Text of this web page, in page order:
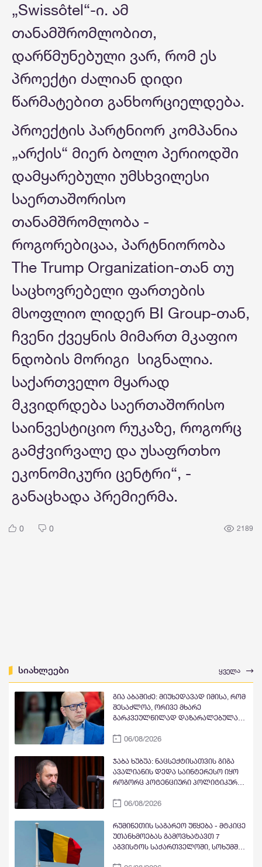
„Swissôtel“-ი. ამ
თანამშრომლობით,
დარწმუნებული ვარ, რომ ეს
პროექტი ძალიან დიდი
წარმატებით განხორციელდება.
პროექტის პარტნიორ კომპანია
„არქის“ მიერ ბოლო პერიოდში
დამყარებული უმსხვილესი
საერთაშორისო
თანამშრომლობა -
როგორებიცაა, პარტნიორობა
The Trump Organization-თან თუ
საცხოვრებელი ფართების
მსოფლიო ლიდერ BI Group-თან,
ჩვენი ქვეყნის მიმართ მკაფიო
ნდობის მორიგი სიგნალია.
საქართველო მყარად
მკვიდრდება საერთაშორისო
საინვესტიციო რუკაზე, როგორც
გამჭვირვალე და უსაფრთხო
ეკონომიკური ცენტრი“, -
განაცხადა პრემიერმა.
0 0 2189
სიახლეები ყველა
გია აბაშიძე: მიუხედავად იმისა, რომ
შესაძლოა, ორივე მხარე
გარკვეულწილად დაზარალებულად
პროვოცირებაში მთავარი
ნია იმნაძეს ეკისრება. ამ ფონზე,
ოჯახის წევრების მიერ პროტესტის
უკიდურესი ფორმების გამოხატვა
მოკლებულია
06/08/2026
ჯაბა ხუბუა: ნაცსექტისათვის გიგა
ავალიანის დედა საინტერესო იყო
როგორც პოტენციური პოლიტიკური
შეიძლებოდა, თავიანთი
მაგრამ რაკი ეკა კუპატაძემ თავისი
ტრაგედია პოლიტიკური
სპეკულაციის საგნად არ აქცია და
06/08/2026
რუმინეთის საგარეო უწყება - მტკიცე
უთანხმოებას გამოვხატავთ 7
აგვისტოს საქართველოში, სოხუმში